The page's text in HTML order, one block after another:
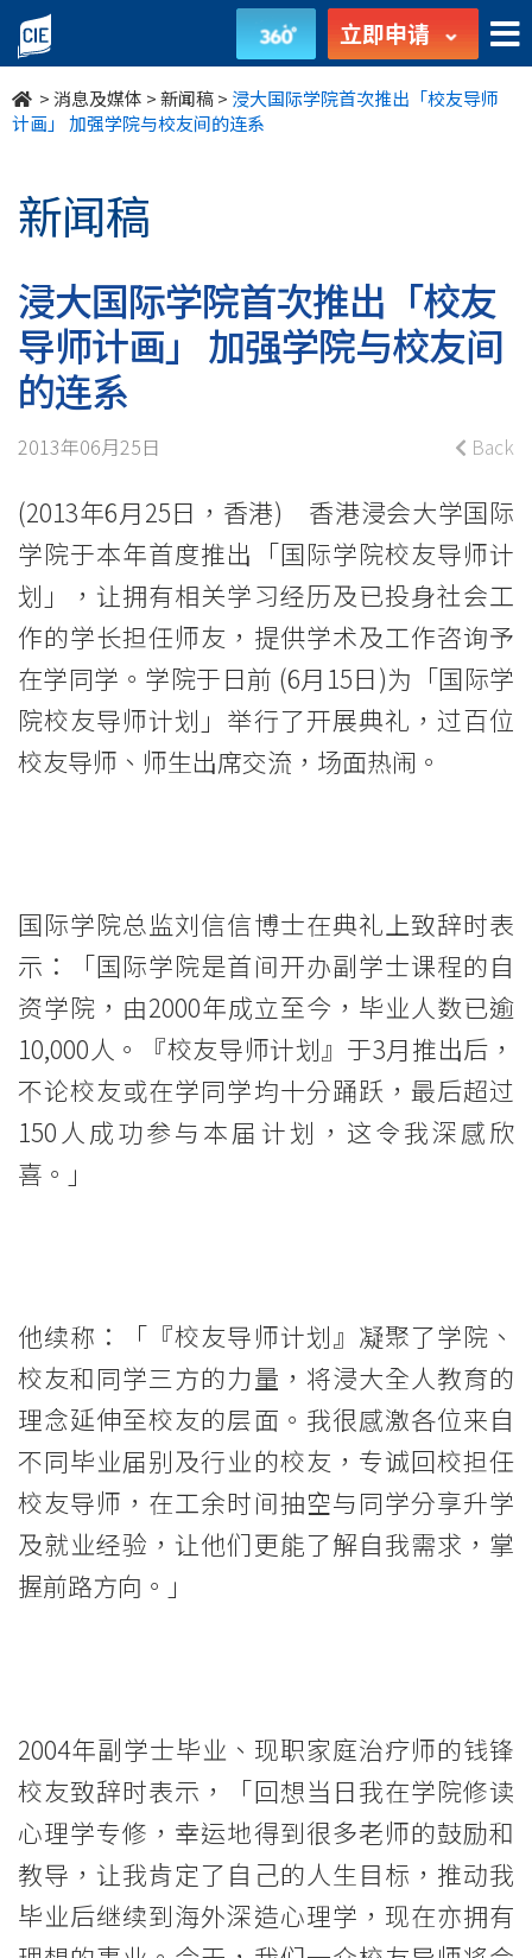
浸
大
国
学
院
首
次
推
「校
友
导
师
计
画」
学
院
与
校
友
间
系
学
院
消
息
际
学
院
立即申请
>消息及媒体 >新闻稿> 浸大国际学院首次推出「校友导师
计画」 加强学院与校友间的连系
新闻稿
浸大国际学院首次推出「校友
导师计画」 加强学院与校友间
的连系
2013年06月25日 Back
(2013年6月25日，香港) 香港浸会大学国际
学院于本年首度推出「国际学院校友导师计
划」，让拥有相关学习经历及已投身社会工
作的学长担任师友，提供学术及工作咨询予
在学同学。学院于日前 (6月15日)为「国际学
院校友导师计划」举行了开展典礼，过百位
校友导师、师生出席交流，场面热闹。
国际学院总监刘信信博士在典礼上致辞时表
示：「国际学院是首间开办副学士课程的自
资学院，由2000年成立至今，毕业人数已逾
10,000人。『校友导师计划』于3月推出后，
不论校友或在学同学均十分踊跃，最后超过
150人成功参与本届计划，这令我深感欣
喜。」
他续称：「『校友导师计划』凝聚了学院、
校友和同学三方的力量，将浸大全人教育的
理念延伸至校友的层面。我很感激各位来自
不同毕业届别及行业的校友，专诚回校担任
校友导师，在工余时间抽空与同学分享升学
及就业经验，让他们更能了解自我需求，掌
握前路方向。」
2004年副学士毕业、现职家庭治疗师的钱锋
校友致辞时表示，「回想当日我在学院修读
心理学专修，幸运地得到很多老师的鼓励和
教导，让我肯定了自己的人生目标，推动我
毕业后继续到海外深造心理学，现在亦拥有